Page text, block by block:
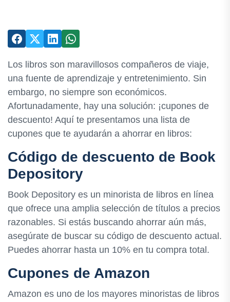
Los libros son maravillosos compañeros de viaje,
una fuente de aprendizaje y entretenimiento. Sin
embargo, no siempre son económicos.
Afortunadamente, hay una solución: ¡cupones de
descuento! Aquí te presentamos una lista de
cupones que te ayudarán a ahorrar en libros:
Código de descuento de Book
Depository
Book Depository es un minorista de libros en línea
que ofrece una amplia selección de títulos a precios
razonables. Si estás buscando ahorrar aún más,
asegúrate de buscar su código de descuento actual.
Puedes ahorrar hasta un 10% en tu compra total.
Cupones de Amazon
Amazon es uno de los mayores minoristas de libros